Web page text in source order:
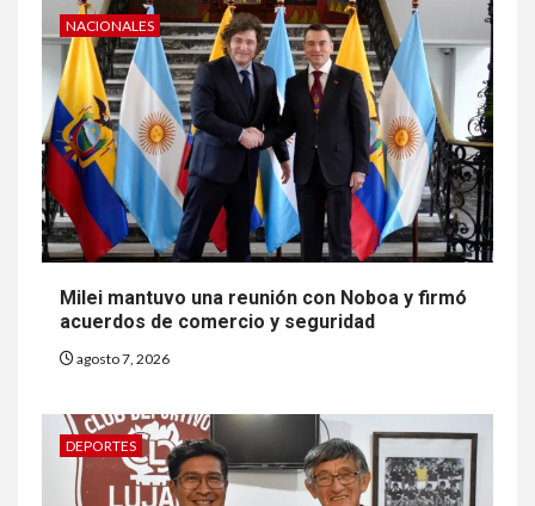
NACIONALES
Milei mantuvo una reunión con Noboa y firmó
acuerdos de comercio y seguridad
agosto 7, 2026
DEPORTES